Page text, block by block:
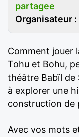
partagee
Organisateur :
Comment jouer
Tohu et Bohu,
théâtre Babïl de
à explorer une
construction de
Avec vos mots